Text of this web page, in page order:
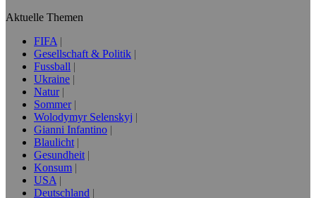
Aktuelle Themen
FIFA
Gesellschaft & Politik
Fussball
Ukraine
Natur
Sommer
Wolodymyr Selenskyj
Gianni Infantino
Blaulicht
Gesundheit
Konsum
USA
Deutschland